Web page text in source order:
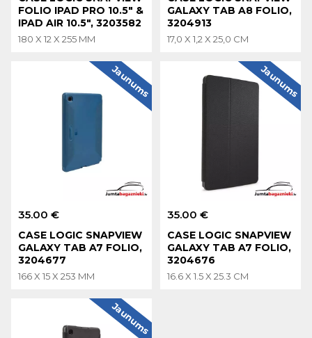
FOLIO IPAD PRO 10.5" &
IPAD AIR 10.5", 3203582
180 X 12 X 255 MM
GALAXY TAB A8 FOLIO,
3204913
17,0 X 1,2 X 25,0 CM
35.00 €
CASE LOGIC SNAPVIEW
GALAXY TAB A7 FOLIO,
3204677
166 X 15 X 253 MM
Jaunums
35.00 €
CASE LOGIC SNAPVIEW
GALAXY TAB A7 FOLIO,
3204676
16.6 X 1.5 X 25.3 CM
Jaunums
Jaunums